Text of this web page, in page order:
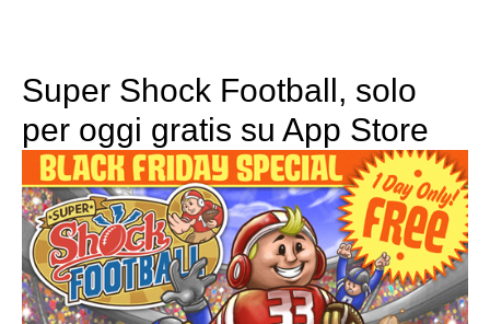
Super Shock Football, solo
per oggi gratis su App Store